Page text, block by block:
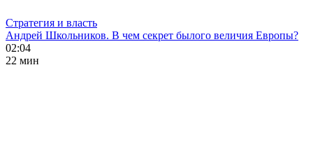
Стратегия и власть
Андрей Школьников. В чем секрет былого величия Европы?
02:04
22 мин